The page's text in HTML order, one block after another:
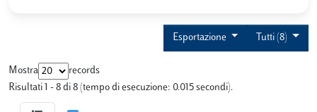
Tutti (8)
Esportazione
Mostra
records
Risultati 1 - 8 di 8 (tempo di esecuzione: 0.015 secondi).